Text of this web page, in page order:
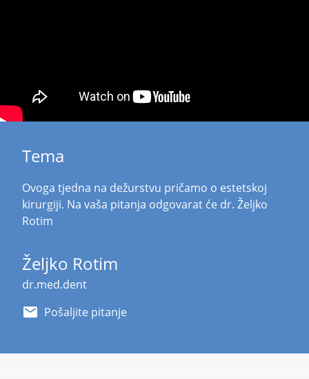
Tema
Ovoga tjedna na dežurstvu pričamo o estetskoj
kirurgiji. Na vaša pitanja odgovarat će dr. Željko
Rotim
Željko Rotim
dr.med.dent
email Pošaljite pitanje